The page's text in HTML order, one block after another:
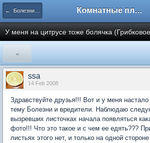
← Болезни и вредители плодовых культур Комнатные плодовые экзоты
У меня на цитрусе тоже болячка
«
ssa
14 Feb 2008
Здравствуйте друзья!!! Вот и у меня
тему Болезни и вредители. Наблюдаю
вызревших листочках начала появляться
фото!!! Что это такое и с чем ее едять???
листьях этого нет, и только на одной